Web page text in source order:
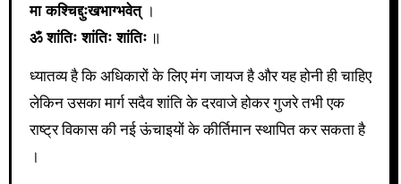
मा कश्चिद्दुःखभाग्भवेत्।
ॐ शांतिः शांतिः शांतिः॥
ध्यातव्य है कि अधिकारों के लिए मंग जायज है और यह होनी ही चाहिए
लेकिन उसका मार्ग सदैव शांति के दरवाजे होकर गुजरे तभी एक
राष्ट्र विकास की नई ऊंचाइयों के कीर्तिमान स्थापित कर सकता है
।